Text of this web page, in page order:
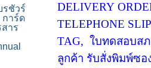
รชัวร์
าร์ด
าร
DELIVERY
TELEPHONE
TAG, ใบทดสอบสภ
ลูกค้า รับสั่งพิมพ์ซอ